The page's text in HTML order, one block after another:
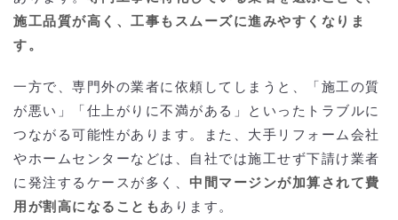
施工品質が高く、工事もスムーズに進みやすくなりま
す。
一方で、専門外の業者に依頼してしまうと、「施工の質
が悪い」「仕上がりに不満がある」といったトラブルに
つながる可能性があります。また、大手リフォーム会社
やホームセンターなどは、自社では施工せず下請け業者
に発注するケースが多く、 中間マージンが加算されて費
用が割高になることも あります。